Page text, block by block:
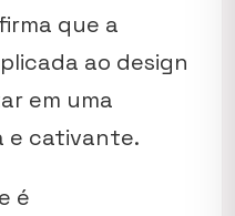
que a
ao design
em uma
e cativante.
é